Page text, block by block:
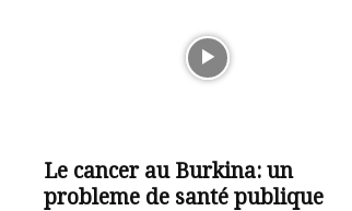
Le cancer au Burkina: un
probleme de santé publique